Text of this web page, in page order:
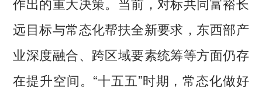
远目标与常态化帮扶全新要求，东西部产
业深度融合、跨区域要素统筹等方面仍存
在提升空间。“十五五”时期，常态化做好